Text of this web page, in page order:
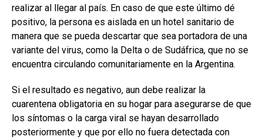
realizar al llegar al país. En caso de que este último dé
positivo, la persona es aislada en un hotel sanitario de
manera que se pueda descartar que sea portadora de una
variante del virus, como la Delta o de Sudáfrica, que no se
encuentra circulando comunitariamente en la Argentina.
Si el resultado es negativo, aun debe realizar la
cuarentena obligatoria en su hogar para asegurarse de que
los síntomas o la carga viral se hayan desarrollado
posteriormente y que por ello no fuera detectada con